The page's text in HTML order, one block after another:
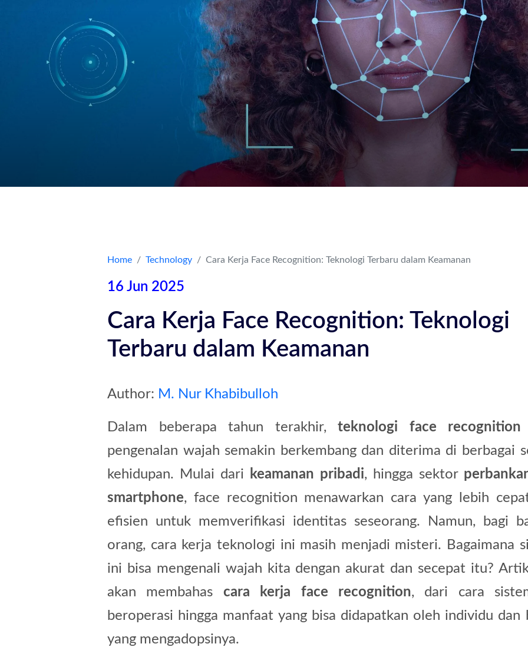
Home Technology Cara Kerja Face Recognition: Teknologi Terbaru dalam Keamanan
16 Jun 2025
Cara Kerja Face Recognition: Teknologi
Terbaru dalam Keamanan
Author: M. Nur Khabibulloh
Dalam beberapa tahun terakhir,teknologi face recognition
pengenalan wajah semakin berkembang dan diterima di berbagai
kehidupan. Mulai dari
keamanan pribadi, hingga sektor
smartphone, face recognition menawarkan cara yang lebih
efisien untuk memverifikasi identitas seseorang. Namun, bagi
orang, cara kerja teknologi ini masih menjadi misteri. Bagaimana
ini bisa mengenali wajah kita dengan akurat dan secepat itu?
akan membahas cara kerja face recognition, dari cara
beroperasi hingga manfaat yang bisa didapatkan oleh individu dan
yang mengadopsinya.